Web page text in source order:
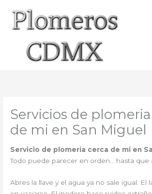
contenido
Servicios de
de mi en San Miguel
Servicio de plomería cerca de mi en
Todo puede parecer en orden… hasta que
Abres la llave y el agua ya no sale igual. El